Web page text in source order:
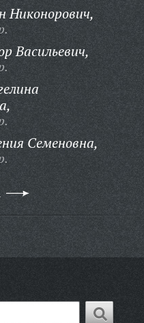
Никонорович,
Васильевич,
Семеновна,